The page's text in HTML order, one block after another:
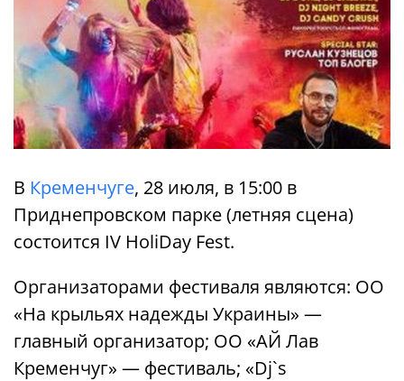
В Кременчуге, 28 июля, в 15:00 в
Приднепровском парке (летняя сцена)
состоится IV HoliDay Fest.
Организаторами фестиваля являются: ОО
«На крыльях надежды Украины» —
главный организатор; ОО «АЙ Лав
Кременчуг» — фестиваль; «Dj`s